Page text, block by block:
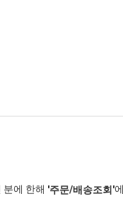
분에 한해 '주문/배송조회'